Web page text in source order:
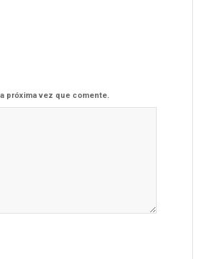
próxima vez que comente.